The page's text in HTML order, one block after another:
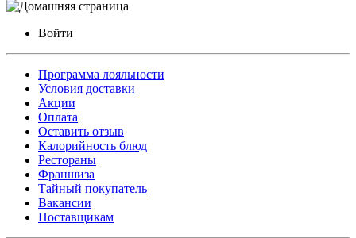
Войти
Программа лояльности
Условия доставки
Акции
Оплата
Оставить отзыв
Калорийность блюд
Рестораны
Франшиза
Тайный покупатель
Вакансии
Поставщикам